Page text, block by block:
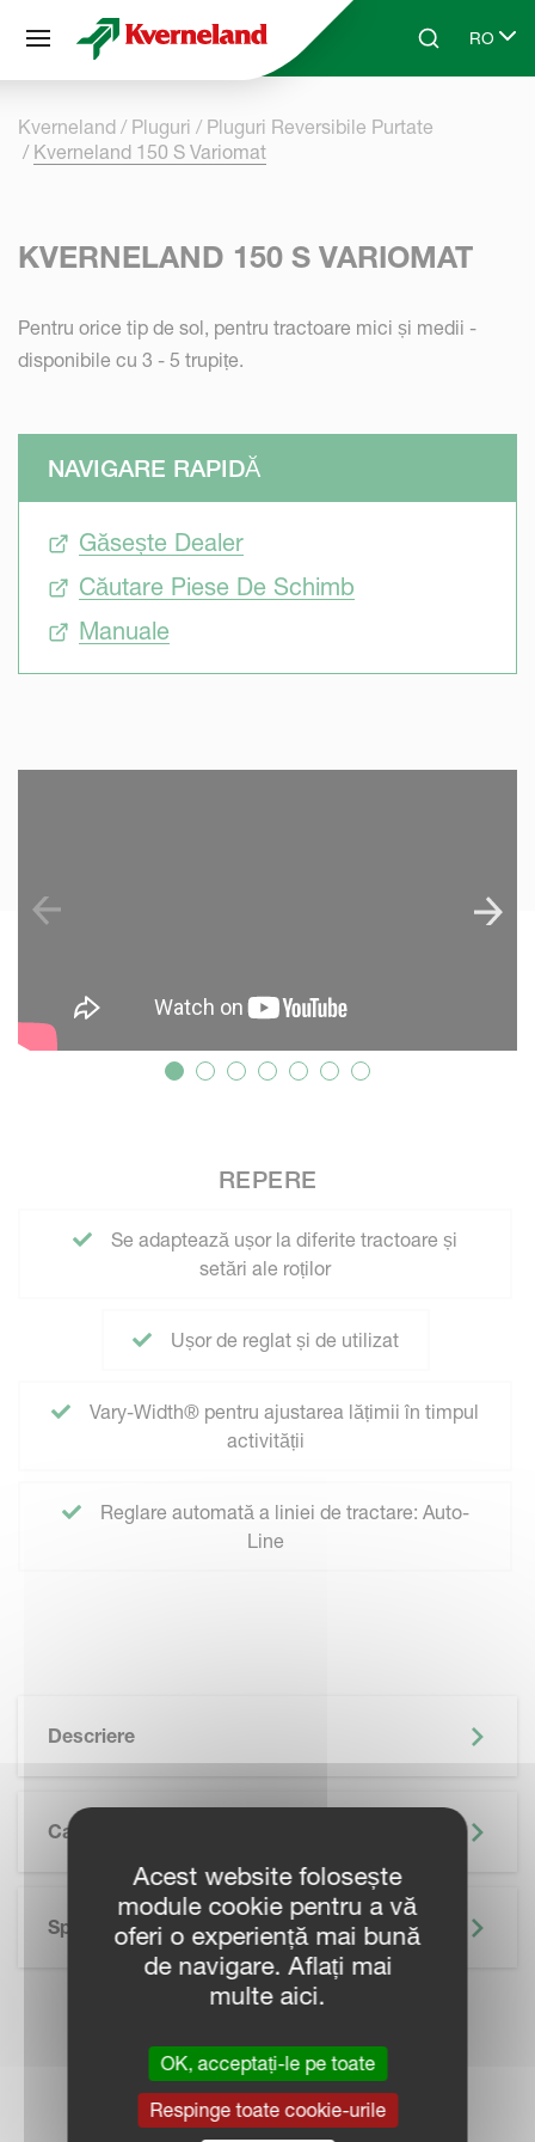
Skip to main contentSearchRO
Select
Kverneland Pluguri
Pluguri Reversibile Purtate
Kverneland 150 S Variomat
KVERNELAND 150 S VARIOMAT
Pentru orice tip de sol, pentru tractoare mici și medii -
disponibile cu 3 - 5 trupițe.
NAVIGARE RAPIDĂ
Găsește Dealer
Căutare Piese De Schimb
Manuale
REPERE
Se adaptează ușor la diferite tractoare și
setări ale roților
Ușor de reglat și de utilizat
Vary-Width® pentru ajustarea lățimii în timpul
activității
Reglare automată a liniei de tractare: Auto-
Line
Descriere
Caracteristici
Specificații Tehnice
CONTACTEAZĂ
REPREZENTANT
Panoul de gestionare a panourilor cookie
Acest website folosește
module cookie pentru a vă
oferi o experiență mai bună
de navigare. Aflați mai
multe aici.
OK, acceptați-le pe toate
Respinge toate cookie-urile